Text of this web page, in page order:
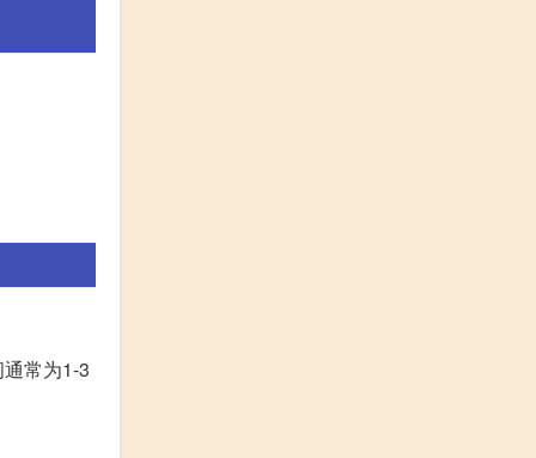
常为1-3